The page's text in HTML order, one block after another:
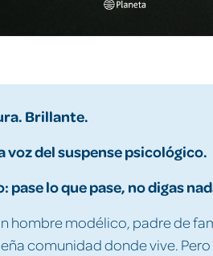
Brillante.
voz del suspense psicológico.
pase lo que pase, no digas
hombre modélico, padre de
comunidad donde vive.